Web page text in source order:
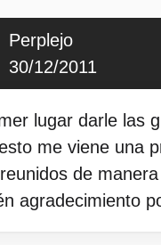
Perplejo
30/12/2011
lugar darle las
me viene una
de
agradecimiento